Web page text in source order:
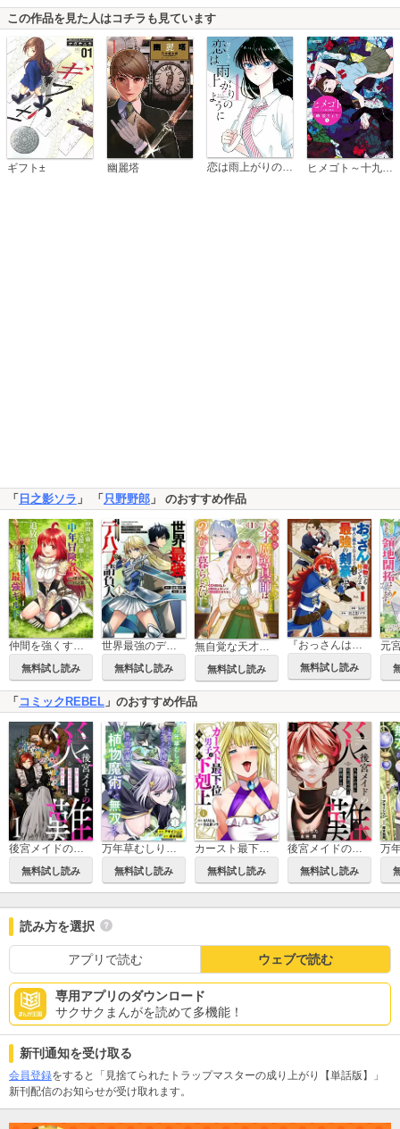
この作品を見た人はコチラも見ています
ギフト± 幽麗塔 恋は雨上がりのように
「日之影ソラ 」 「只野野郎 」 のおすすめ作品
仲間を強くするため支援に徹していた中年冒険者、追放され自分だけの最強ギルドを作る ～【シェアリング】スキルでステータスは思いのまま！ 恩恵に気づいたってもう遅い！～
無料試し読み
世界最強のデバフ請負人 ～仲間のデバフを肩代わりしていたら、いつの間にか無敵の肉体が完成していました～
無料試し読み 無料試し読み
『おっさんは荷物でも持ってろよ』と新人に舐められてるけど、実は最強の剣豪です
無料試し読み
「コミックREBEL 」のおすすめ作品
後宮メイドの災難～人使いの荒い宮廷書記官と推理する～【電子単行本版】
無料試し読み
万年草むしりと蔑まれているEランク冒険者、実は世界最強の”植物魔術”で無双する
無料試し読み
カースト最下位男子の異世界下剋上
無料試し読み
後宮メイドの災難～人使いの荒い宮廷書記官と推理する～
無料試し読み
読み方を選択
アプリで読む ウェブで読む
専用アプリのダウンロード
サクサクまんがを読めて多機能！
新刊通知を受け取る
会員登録をすると「見捨てられたトラップマスターの成り上がり【単話版】」
新刊配信のお知らせが受け取れます。